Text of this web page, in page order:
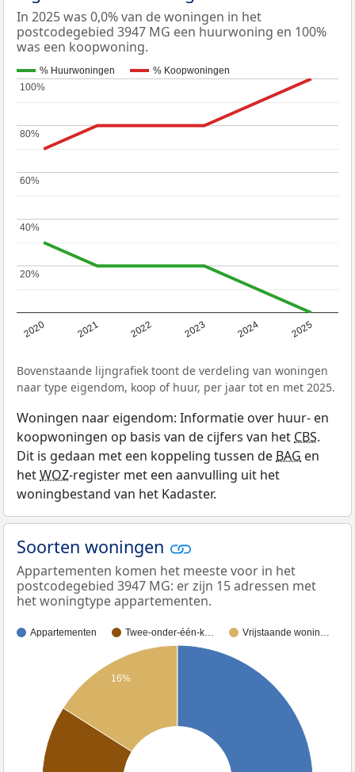
In 2025 was 0,0% van de woningen in het
postcodegebied 3947 MG een huurwoning en 100%
was een koopwoning.
% Huurwoningen % Koopwoningen
2020 2021 2022 2023 2024 2025
20%
20%
40%
40%
60%
60%
80%
80%
100%
100%
Bovenstaande lijngrafiek toont de verdeling van woningen
naar type eigendom, koop of huur, per jaar tot en met 2025.
Woningen naar eigendom: Informatie over huur- en
koopwoningen op basis van de cijfers van het CBS.
Dit is gedaan met een koppeling tussen de BAG en
hetWOZ-register met een aanvulling uit het
woningbestand van het Kadaster.
Soorten woningen
Appartementen komen het meeste voor in het
postcodegebied 3947 MG: er zijn 15 adressen met
het woningtype appartementen.
Appartementen Twee-onder-één-k… Vrijstaande wonin…
16%